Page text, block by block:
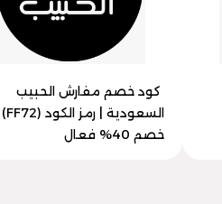
كود خصم مفارش الحبيب
السعودية | رمز الكود (FF72) |
خصم 40% فعال